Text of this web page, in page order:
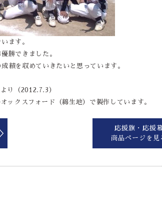
ます。
勝できました。
績を収めていきたいと思っています。
り（2012.7.3）
クスフォード（綿生地）で製作しています。
応援旗・応援
商品ページを見